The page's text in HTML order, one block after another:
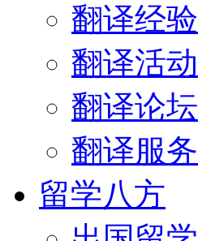
翻译经验
翻译活动
翻译论坛
翻译服务
留学八方